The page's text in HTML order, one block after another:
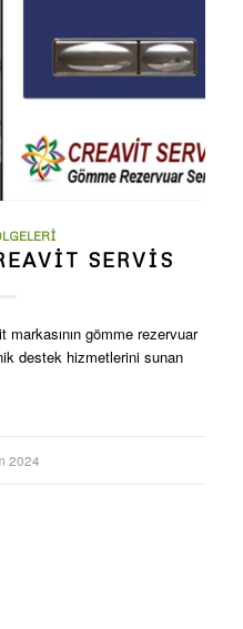
SERVIS
gömme rezervuar
destek hizmetlerini sunan
2024